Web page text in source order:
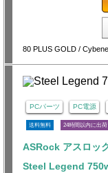
80 PLUS GOLD /
PCパーツ PC電源
送料無料 24時間以内に出荷
ASRock アスロッ
Steel Legend